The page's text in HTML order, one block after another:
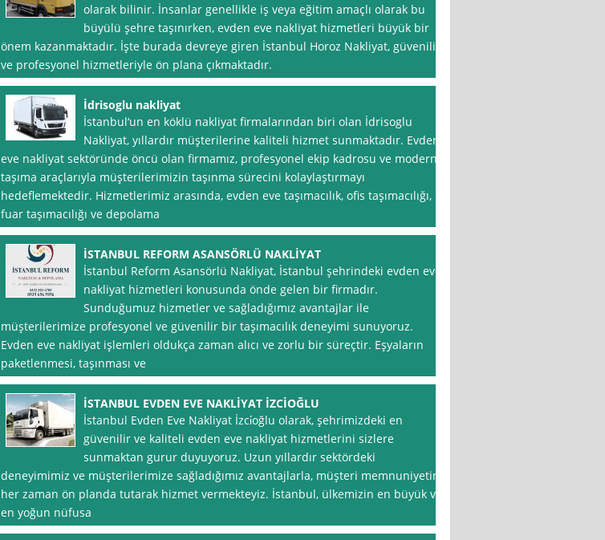
olarak bilinir. İnsanlar genellikle iş veya eğitim amaçlı olarak bu
büyülü şehre taşınırken, evden eve nakliyat hizmetleri büyük bir
önem kazanmaktadır. İşte burada devreye giren İstanbul Horoz Nakliyat, güvenilir
ve profesyonel hizmetleriyle ön plana çıkmaktadır.
İdrisoglu nakliyat
İstanbul‘un en köklü nakliyat firmalarından biri olan İdrisoglu
Nakliyat, yıllardır müşterilerine kaliteli hizmet sunmaktadır. Evden
eve nakliyat sektöründe öncü olan firmamız, profesyonel ekip kadrosu ve modern
taşıma araçlarıyla müşterilerimizin taşınma sürecini kolaylaştırmayı
hedeflemektedir. Hizmetlerimiz arasında, evden eve taşımacılık, ofis taşımacılığı,
fuar taşımacılığı ve depolama
İSTANBUL REFORM ASANSÖRLÜ NAKLİYAT
İstanbul Reform Asansörlü Nakliyat, İstanbul şehrindeki evden eve
nakliyat hizmetleri konusunda önde gelen bir firmadır.
Sunduğumuz hizmetler ve sağladığımız avantajlar ile
müşterilerimize profesyonel ve güvenilir bir taşımacılık deneyimi sunuyoruz.
Evden eve nakliyat işlemleri oldukça zaman alıcı ve zorlu bir süreçtir. Eşyaların
paketlenmesi, taşınması ve
İSTANBUL EVDEN EVE NAKLİYAT İZCİOĞLU
İstanbul Evden Eve Nakliyat İzci̇oğlu olarak, şehrimizdeki en
güvenilir ve kaliteli evden eve nakliyat hizmetlerini sizlere
sunmaktan gurur duyuyoruz. Uzun yıllardır sektördeki
deneyimimiz ve müşterilerimize sağladığımız avantajlarla, müşteri memnuniyetini
her zaman ön planda tutarak hizmet vermekteyiz. İstanbul, ülkemizin en büyük ve
en yoğun nüfusa